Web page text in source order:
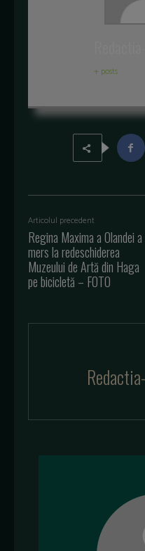
+ posts
Articolul precedent
Regina Maxima a Olandei a
mers la redeschiderea
Muzeului de Artă din Haga
pe bicicletă – FOTO